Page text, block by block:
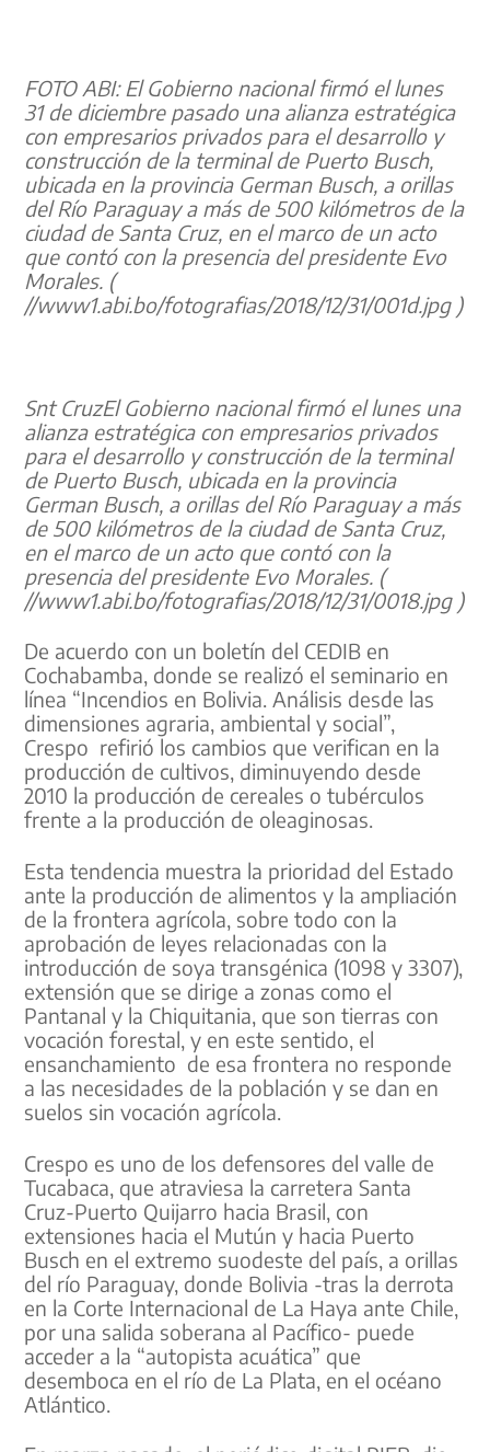
FOTO ABI: El Gobierno nacional firmó el lunes
31 de diciembre pasado una alianza estratégica
con empresarios privados para el desarrollo y
construcción de la terminal de Puerto Busch,
ubicada en la provincia German Busch, a orillas
del Río Paraguay a más de 500 kilómetros de la
ciudad de Santa Cruz, en el marco de un acto
que contó con la presencia del presidente Evo
Morales. (
//www1.abi.bo/fotografias/2018/12/31/001d.jpg )
Snt CruzEl Gobierno nacional firmó el lunes una
alianza estratégica con empresarios privados
para el desarrollo y construcción de la terminal
de Puerto Busch, ubicada en la provincia
German Busch, a orillas del Río Paraguay a más
de 500 kilómetros de la ciudad de Santa Cruz,
en el marco de un acto que contó con la
presencia del presidente Evo Morales. (
//www1.abi.bo/fotografias/2018/12/31/0018.jpg )
De acuerdo con un boletín del CEDIB en
Cochabamba, donde se realizó el seminario en
línea “Incendios en Bolivia. Análisis desde las
dimensiones agraria, ambiental y social”,
Crespo refirió los cambios que verifican en la
producción de cultivos, diminuyendo desde
2010 la producción de cereales o tubérculos
frente a la producción de oleaginosas.
Esta tendencia muestra la prioridad del Estado
ante la producción de alimentos y la ampliación
de la frontera agrícola, sobre todo con la
aprobación de leyes relacionadas con la
introducción de soya transgénica (1098 y 3307),
extensión que se dirige a zonas como el
Pantanal y la Chiquitania, que son tierras con
vocación forestal, y en este sentido, el
ensanchamiento de esa frontera no responde
a las necesidades de la población y se dan en
suelos sin vocación agrícola.
Crespo es uno de los defensores del valle de
Tucabaca, que atraviesa la carretera Santa
Cruz-Puerto Quijarro hacia Brasil, con
extensiones hacia el Mutún y hacia Puerto
Busch en el extremo suodeste del país, a orillas
del río Paraguay, donde Bolivia -tras la derrota
en la Corte Internacional de La Haya ante Chile,
por una salida soberana al Pacífico- puede
acceder a la “autopista acuática” que
desemboca en el río de La Plata, en el océano
Atlántico.